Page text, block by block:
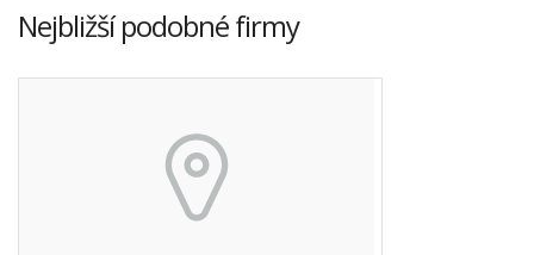
Nejbližší podobné firmy